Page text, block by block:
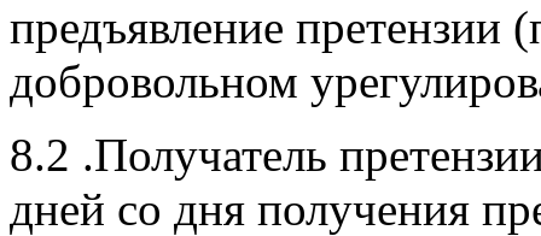
предъявление претензии
добровольном
8.2 .Получатель
дней со дня получения